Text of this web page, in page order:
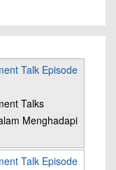
Talk Episode
Talks
Menghadapi
Talk Episode